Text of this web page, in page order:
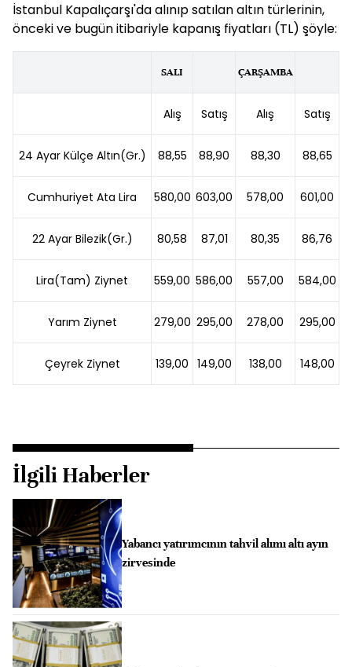
İstanbul Kapalıçarşı'da alınıp satılan altın türlerinin,
önceki ve bugün itibariyle kapanış fiyatları (TL) şöyle:
SALI ÇARŞAMBA
Alış Satış Alış Satış
24 Ayar Külçe Altın(Gr.) 88,55 88,90 88,30 88,65
Cumhuriyet Ata Lira 580,00 603,00 578,00 601,00
22 Ayar Bilezik(Gr.) 80,58 87,01 80,35 86,76
Lira(Tam) Ziynet 559,00 586,00 557,00 584,00
Yarım Ziynet 279,00 295,00 278,00 295,00
Çeyrek Ziynet 139,00 149,00 138,00 148,00
İlgili Haberler
Yabancı yatırımcının tahvil alımı altı ayın
zirvesinde